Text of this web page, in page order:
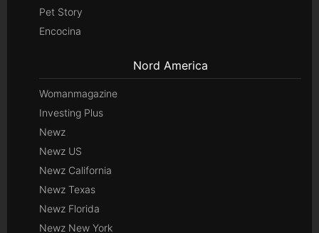
Pet Story
Encocina
Nord America
Womanmagazine
Investing Plus
Newz
Newz US
Newz California
Newz Texas
Newz Florida
Newz New York